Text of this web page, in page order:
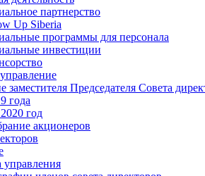
партнерство
Up Siberia
программы для персонала
инвестиции
заместителя Председателя Совета
года
год
акционеров
управления